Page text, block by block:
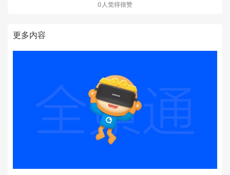
0 人觉得很赞
更多内容